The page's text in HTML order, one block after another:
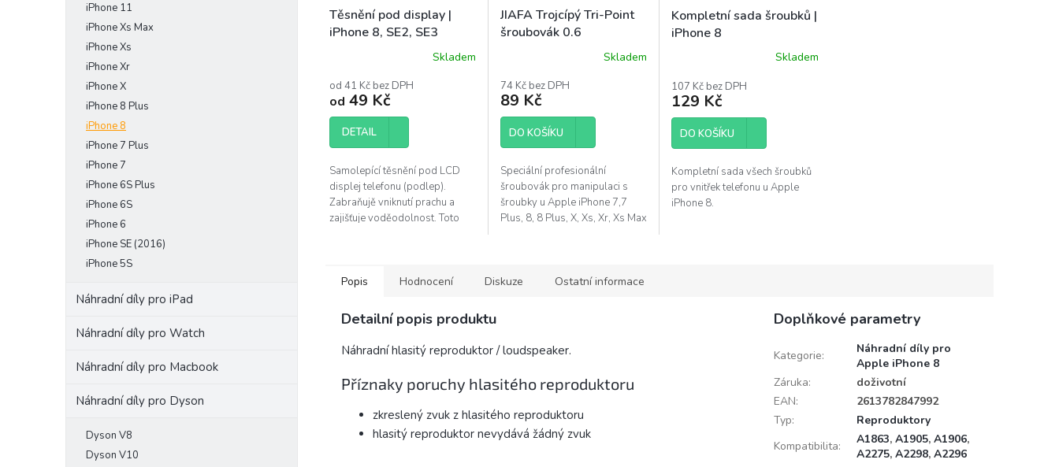
iPhone 11
iPhone Xs Max
iPhone Xs
iPhone Xr
iPhone X
iPhone 8 Plus
iPhone 8
iPhone 7 Plus
iPhone 7
iPhone 6S Plus
iPhone 6S
iPhone 6
iPhone SE (2016)
iPhone 5S
Náhradní díly pro iPad
Náhradní díly pro Watch
Náhradní díly pro Macbook
Náhradní díly pro Dyson
Dyson V8
Dyson V10
Těsnění pod display |
iPhone 8, SE2, SE3
Skladem
od 41 Kč bez DPH
od 49 Kč
DETAIL
Samolepící těsnění pod LCD
displej telefonu (podlep).
Zabraňujě vniknutí prachu a
zajišťuje voděodolnost. Toto
JIAFA Trojcípý Tri-Point
šroubovák 0.6
produktu
je
4,1
5
hvězdiček.
Skladem
74 Kč bez DPH
89 Kč
DO KOŠÍKU
Speciální profesionální
šroubovák pro manipulaci s
šroubky u Apple iPhone 7,7
Plus, 8, 8 Plus, X, Xs, Xr, Xs Max
Kompletní sada šroubků |
iPhone 8
Skladem
107 Kč bez DPH
129 Kč
DO KOŠÍKU
Kompletní sada všech šroubků
pro vnitřek telefonu u Apple
iPhone 8.
Popis Hodnocení Diskuze Ostatní informace
Detailní popis produktu
Náhradní hlasitý reproduktor / loudspeaker.
Příznaky poruchy hlasitého reproduktoru
zkreslený zvuk z hlasitého reproduktoru
hlasitý reproduktor nevydává žádný zvuk
Doplňkové parametry
Kategorie:
Náhradní díly pro
Apple iPhone 8
Záruka:
doživotní
EAN:
2613782847992
Typ:
Reproduktory
Kompatibilita: A1863, A1905, A1906,
A2275, A2298, A2296